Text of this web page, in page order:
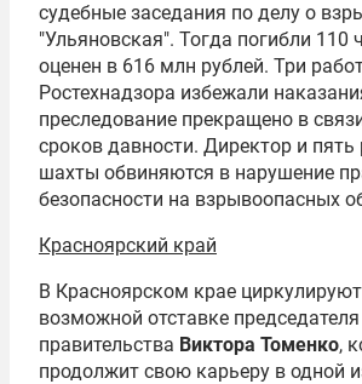
судебные заседания по делу о
"Ульяновская". Тогда погибли 110
оценен в 616 млн рублей. Три
Ростехнадзора избежали
преследование прекращено в
сроков давности. Директор и пять
шахты обвиняются в нарушение
безопасности на взрывоопасных
Красноярский край
В Красноярском крае
возможной отставке
правительства Виктора Томенко,
продолжит свою карьеру в одной